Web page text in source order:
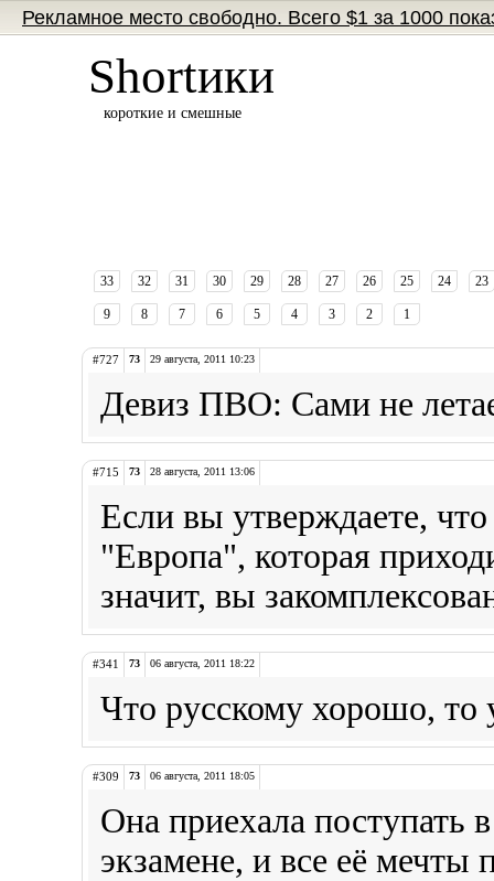
Рекламное место свободно. Всего $1 за 1000
Shortики
короткие и смешные
33 32 31 30 29 28 27 26 25 24 23
9 8 7 6 5 4 3 2 1
#727 73 29 августа, 2011 10:23
Девиз ПВО: Сами не
#715 73 28 августа, 2011 13:06
Если вы утверждаете,
"Европа", которая
значит, вы
#341 73 06 августа, 2011 18:22
Что русскому хорошо, то
#309 73 06 августа, 2011 18:05
Она приехала поступать
экзамене, и все её мечты